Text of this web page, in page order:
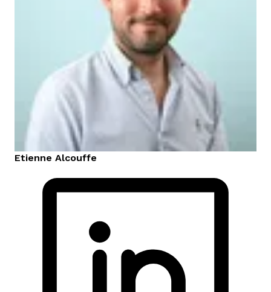
Etienne Alcouffe